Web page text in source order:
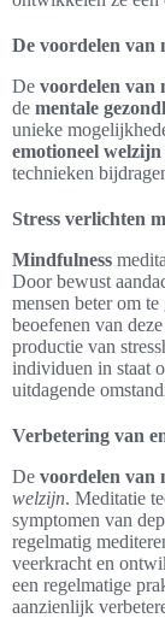
De voordelen van
De voordelen van
de mentale
unieke
emotioneel welzijn
technieken
Stress verlichten
Mindfulness
Door bewust
mensen beter om
beoefenen van
productie van
individuen in staat
uitdagende
Verbetering van
De voordelen van
welzijn. Meditatie
symptomen van
regelmatig
veerkracht en
een regelmatige
aanzienlijk